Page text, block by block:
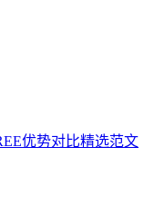
优势对比精选范文